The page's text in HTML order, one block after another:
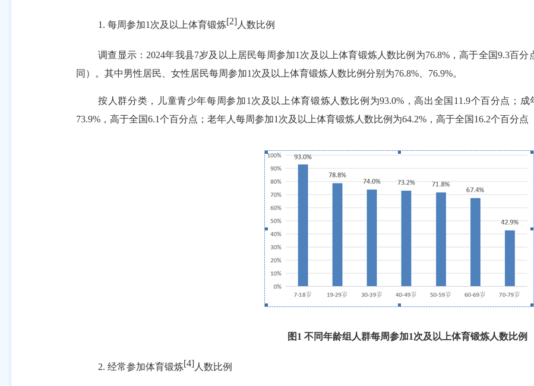
1.每周参加1 次及以上体育锻炼[2] 人数比例
调查显示：2024年我县7岁及以上居民每周参加1次及以上体育锻炼人数比例为76.8%，高于全国9.3百分
同）。其中男性居民、女性居民每周参加1次及以上体育锻炼人数比例分别为76.8%、 76.9%。
按人群分类，儿童青少年每周参加1 次及以上体育锻炼人数比例为93.0% ，高出全国 11.9个百分点；成
73.9%，高于全国6.1个百分点；老年人每周参加1 次及以上体育锻炼人数比例为64.2%，高于全国 16.2个百分点
图 1不同年龄组人群每周参加1次及以上体育锻炼人数比例
2.经常参加体育锻炼[4]人数比例